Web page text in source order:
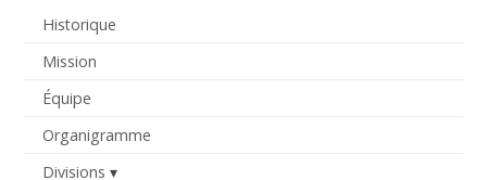
Historique
Mission
Équipe
Organigramme
Divisions